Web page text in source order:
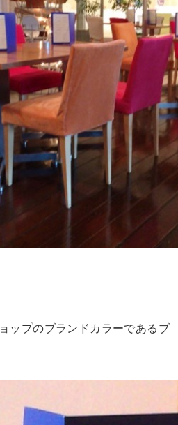
ップのブランドカラーであるブ